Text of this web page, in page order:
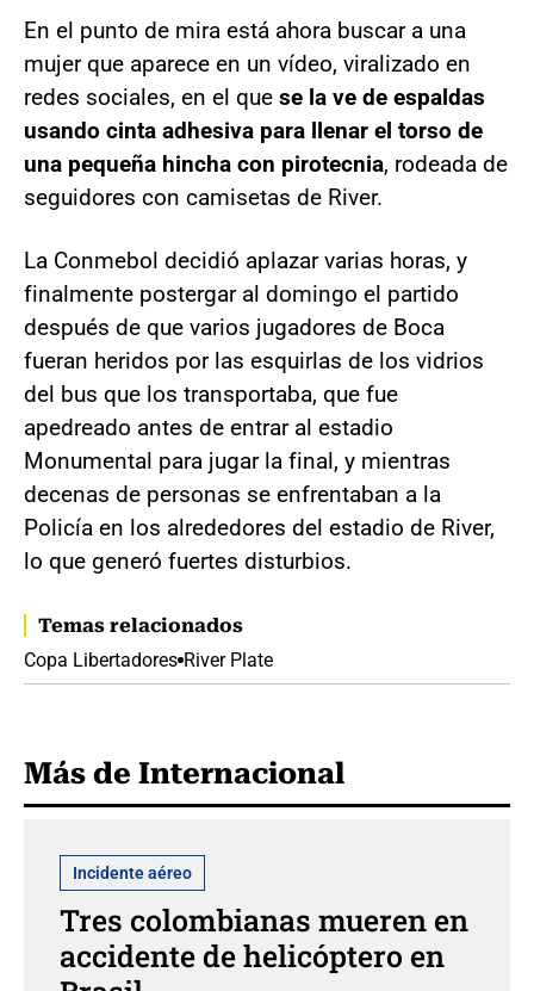
En el punto de mira está ahora buscar a una
mujer que aparece en un vídeo, viralizado en
redes sociales, en el que se la ve de espaldas
usando cinta adhesiva para llenar el torso de
una pequeña hincha con pirotecnia, rodeada de
seguidores con camisetas de River.
La Conmebol decidió aplazar varias horas, y
finalmente postergar al domingo el partido
después de que varios jugadores de Boca
fueran heridos por las esquirlas de los vidrios
del bus que los transportaba, que fue
apedreado antes de entrar al estadio
Monumental para jugar la final, y mientras
decenas de personas se enfrentaban a la
Policía en los alrededores del estadio de River,
lo que generó fuertes disturbios.
Temas relacionados
Copa Libertadores River Plate
Más de Internacional
Incidente aéreo
Tres colombianas mueren en
accidente de helicóptero en